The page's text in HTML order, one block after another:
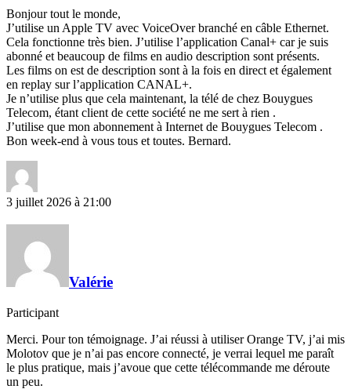
Bonjour tout le monde,
J’utilise un Apple TV avec VoiceOver branché en câble Ethernet.
Cela fonctionne très bien. J’utilise l’application Canal+ car je suis
abonné et beaucoup de films en audio description sont présents.
Les films on est de description sont à la fois en direct et également
en replay sur l’application CANAL+.
Je n’utilise plus que cela maintenant, la télé de chez Bouygues
Telecom, étant client de cette société ne me sert à rien .
J’utilise que mon abonnement à Internet de Bouygues Telecom .
Bon week-end à vous tous et toutes. Bernard.
3 juillet 2026 à 21:00
Valérie
Participant
Merci. Pour ton témoignage. J’ai réussi à utiliser Orange TV, j’ai mis
Molotov que je n’ai pas encore connecté, je verrai lequel me paraît
le plus pratique, mais j’avoue que cette télécommande me déroute
un peu.